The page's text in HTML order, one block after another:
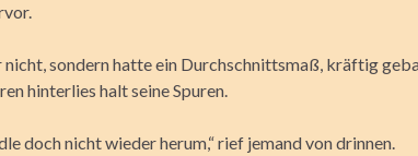
nicht, sondern hatte ein Durchschnittsmaß, kräftig
hinterlies halt seine Spuren.
doch nicht wieder herum,“ rief jemand von drinnen.